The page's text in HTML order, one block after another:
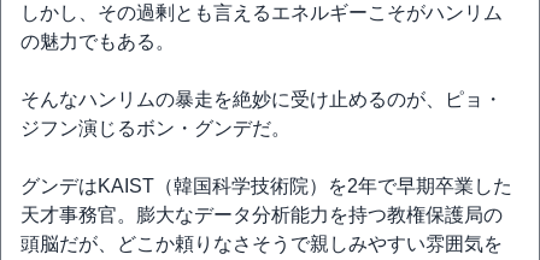
しかし、その過剰とも言えるエネルギーこそがハンリム
の魅力でもある。
そんなハンリムの暴走を絶妙に受け止めるのが、ピョ・
ジフン演じるボン・グンデだ。
グンデはKAIST（韓国科学技術院）を2年で早期卒業した
天才事務官。膨大なデータ分析能力を持つ教権保護局の
頭脳だが、どこか頼りなさそうで親しみやすい雰囲気を